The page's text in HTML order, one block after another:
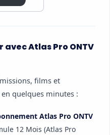
Atlas Pro ONTV
films et
quelques minutes :
Atlas Pro ONTV
12 Mois (Atlas Pro